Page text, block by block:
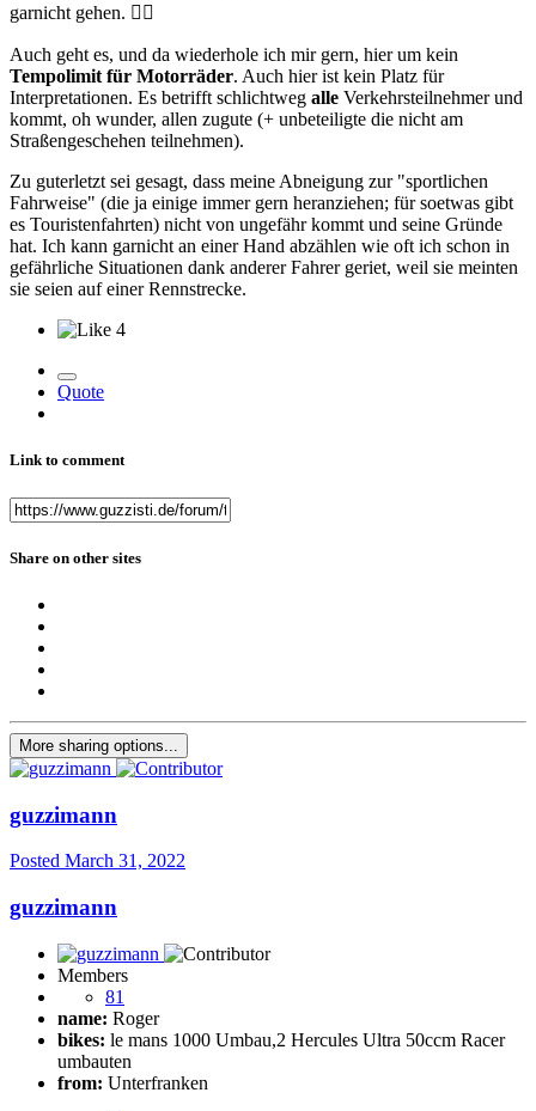
garnicht gehen. 🤷‍♂️
Auch geht es, und da wiederhole ich mir gern, hier um kein
Tempolimit für Motorräder. Auch hier ist kein Platz für
Interpretationen. Es betrifft schlichtweg alle Verkehrsteilnehmer und
kommt, oh wunder, allen zugute (+ unbeteiligte die nicht am
Straßengeschehen teilnehmen).
Zu guterletzt sei gesagt, dass meine Abneigung zur "sportlichen
Fahrweise" (die ja einige immer gern heranziehen; für soetwas gibt
es Touristenfahrten) nicht von ungefähr kommt und seine Gründe
hat. Ich kann garnicht an einer Hand abzählen wie oft ich schon in
gefährliche Situationen dank anderer Fahrer geriet, weil sie meinten
sie seien auf einer Rennstrecke.
4
Quote
Link to comment
Share on other sites
More sharing options...
guzzimann
Posted March 31, 2022
guzzimann
Members
81
name: Roger
bikes: le mans 1000 Umbau,2 Hercules Ultra 50ccm Racer
umbauten
from: Unterfranken